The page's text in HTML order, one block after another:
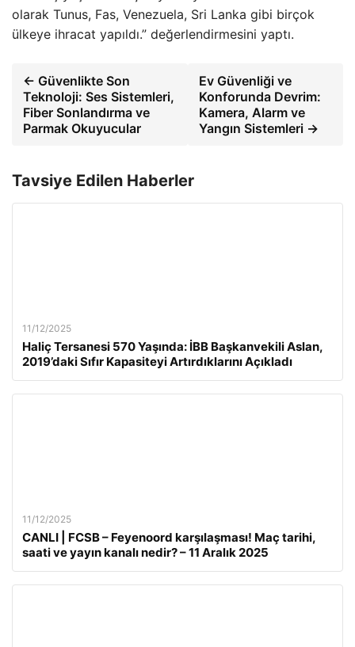
olarak Tunus, Fas, Venezuela, Sri Lanka gibi birçok
ülkeye ihracat yapıldı.” değerlendirmesini yaptı.
← Güvenlikte Son
Teknoloji: Ses Sistemleri,
Fiber Sonlandırma ve
Parmak Okuyucular
Ev Güvenliği ve
Konforunda Devrim:
Kamera, Alarm ve
Yangın Sistemleri →
Tavsiye Edilen Haberler
11/12/2025
Haliç Tersanesi 570 Yaşında: İBB Başkanvekili Aslan,
2019’daki Sıfır Kapasiteyi Artırdıklarını Açıkladı
11/12/2025
CANLI | FCSB – Feyenoord karşılaşması! Maç tarihi,
saati ve yayın kanalı nedir? – 11 Aralık 2025